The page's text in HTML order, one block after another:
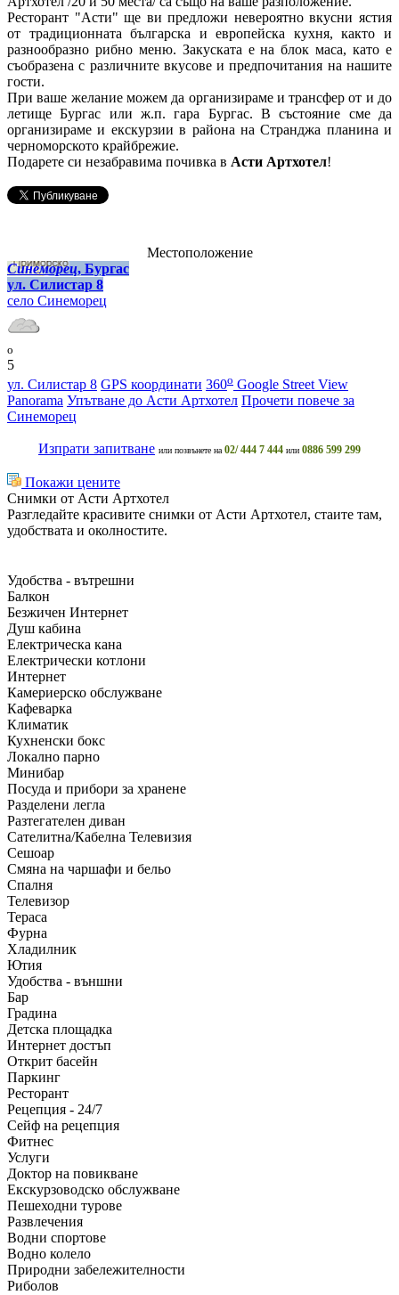
Ресторант "Асти" ще ви предложи невероятно вкусни ястия
от традиционната българска и европейска кухня, както и
разнообразно рибно меню. Закуската е на блок маса, като е
съобразена с различните вкусове и предпочитания на нашите
гости.
При ваше желание можем да организираме и трансфер от и до
летище Бургас или ж.п. гара Бургас. В състояние сме да
организираме и екскурзии в района на Странджа планина и
черноморското крайбрежие.
Подарете си незабравима почивка в Асти Артхотел!
Местоположение
Синеморец, Бургас
ул. Силистар 8
село Синеморец
o
5
ул. Силистар 8 GPS координати 360o Google Street View
Panorama Упътване до Асти Артхотел Прочети повече за
Синеморец
Изпрати запитване или позвънете на 02/ 444 7 444 или 0886 599 299
Покажи цените
Снимки от Асти Артхотел
Разгледайте красивите снимки от Асти Артхотел, стаите там,
удобствата и околностите.
Удобства - вътрешни
Балкон
Безжичен Интернет
Душ кабина
Електрическа кана
Електрически котлони
Интернет
Камериерско обслужване
Кафеварка
Климатик
Кухненски бокс
Локално парно
Минибар
Посуда и прибори за хранене
Разделени легла
Разтегателен диван
Сателитна/Кабелна Телевизия
Сешоар
Смяна на чаршафи и бельо
Спалня
Телевизор
Тераса
Фурна
Хладилник
Ютия
Удобства - външни
Бар
Градина
Детска площадка
Интернет достъп
Открит басейн
Паркинг
Ресторант
Рецепция - 24/7
Сейф на рецепция
Фитнес
Услуги
Доктор на повикване
Екскурзоводско обслужване
Пешеходни турове
Развлечения
Водни спортове
Водно колело
Природни забележителности
Риболов